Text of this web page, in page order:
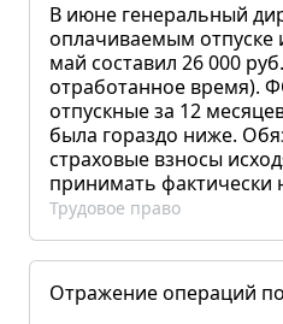
В июне генеральный
оплачиваемым отпуске
май составил 26 000
отработанное время).
отпускные за 12
была гораздо ниже.
страховые взносы
принимать
Трудовое право
Отражение операций